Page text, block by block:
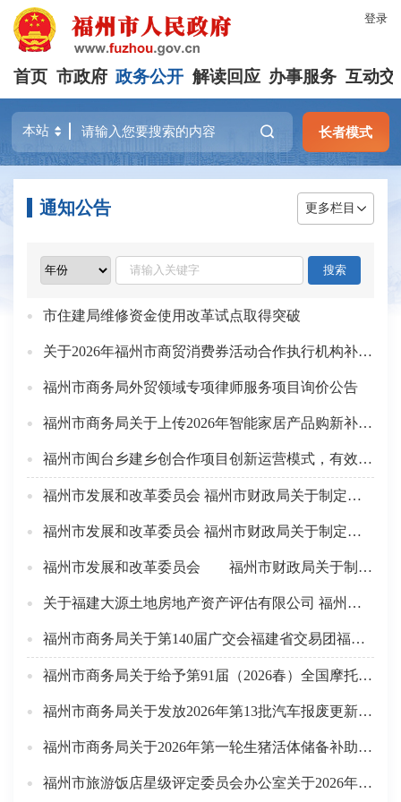
登录
首页 市政府 政务公开 解读回应 办事服务 互动交
长者模式
通知公告 更多栏目
市住建局维修资金使用改革试点取得突破
关于2026年福州市商贸消费券活动合作执行机构补充征选结果的公告
福州市商务局外贸领域专项律师服务项目询价公告
福州市商务局关于上传2026年智能家居产品购新补贴申报材料的公告
福州市闽台乡建乡创合作项目创新运营模式，有效赋能乡村振兴
福州市发展和改革委员会 福州市财政局关于制定福州第四中学住宿费收费标准的函
福州市发展和改革委员会 福州市财政局关于制定福州旅游职业中专学校住宿费收费标准的函
福州市发展和改革委员会 福州市财政局关于制定闽江师范高等专科学校新建学生公寓住宿费收费标准的函
关于福建大源土地房地产资产评估有限公司 福州分公司的设立备案公告
福州市商务局关于第140届广交会福建省交易团福州市分团一般性展位拟分配方案的公示
福州市商务局关于给予第91届（2026春）全国摩托车及配件展示交易会等7场会展项目专项资金资助的公示
福州市商务局关于发放2026年第13批汽车报废更新及第12批汽车置换更新补贴名单的公示
福州市商务局关于2026年第一轮生猪活体储备补助资金的公示
福州市旅游饭店星级评定委员会办公室关于2026年三星级饭店复核结果公示